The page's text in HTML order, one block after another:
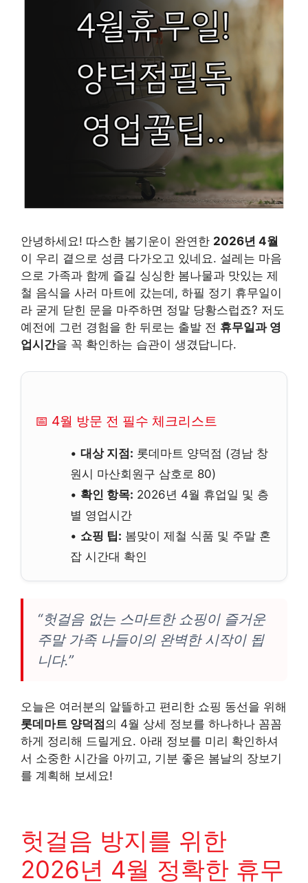
안녕하세요! 따스한 봄기운이 완연한 2026년 4월
이 우리 곁으로 성큼 다가오고 있네요. 설레는 마음
으로 가족과 함께 즐길 싱싱한 봄나물과 맛있는 제
철 음식을 사러 마트에 갔는데, 하필 정기 휴무일이
라 굳게 닫힌 문을 마주하면 정말 당황스럽죠? 저도
예전에 그런 경험을 한 뒤로는 출발 전 휴무일과 영
업시간을 꼭 확인하는 습관이 생겼답니다.
📅 4월 방문 전 필수 체크리스트
• 대상 지점: 롯데마트 양덕점 (경남 창
원시 마산회원구 삼호로 80)
• 확인 항목: 2026년 4월 휴업일 및 층
별 영업시간
• 쇼핑 팁: 봄맞이 제철 식품 및 주말 혼
잡 시간대 확인
“헛걸음 없는 스마트한 쇼핑이 즐거운
주말 가족 나들이의 완벽한 시작이 됩
니다.”
오늘은 여러분의 알뜰하고 편리한 쇼핑 동선을 위해
롯데마트 양덕점의 4월 상세 정보를 하나하나 꼼꼼
하게 정리해 드릴게요. 아래 정보를 미리 확인하셔
서 소중한 시간을 아끼고, 기분 좋은 봄날의 장보기
를 계획해 보세요!
헛걸음 방지를 위한
2026년 4월 정확한 휴무